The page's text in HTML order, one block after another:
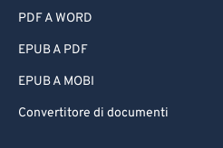
PDF A WORD
EPUB A PDF
EPUB A MOBI
Convertitore di documenti